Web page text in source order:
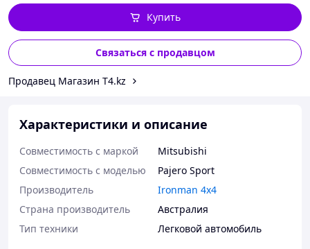
Купить
Связаться с продавцом
Продавец Магазин T4.kz
Характеристики и описание
Совместимость с маркой
Mitsubishi
Совместимость с моделью
Pajero Sport
Производитель
Ironman 4x4
Страна производитель
Австралия
Тип техники
Легковой автомобиль